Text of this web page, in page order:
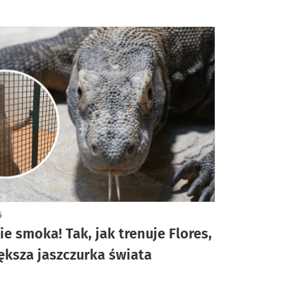
smoka! Tak, jak trenuje Flores,
jaszczurka świata